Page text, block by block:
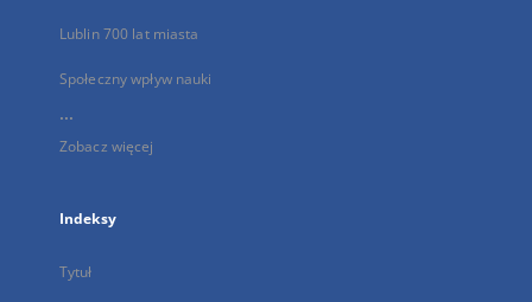
Lublin 700 lat miasta
Społeczny wpływ nauki
...
Zobacz więcej
Indeksy
Tytuł